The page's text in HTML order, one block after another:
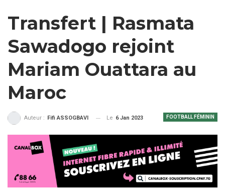
Transfert | Rasmata
Sawadogo rejoint
Mariam Ouattara au
Maroc
FOOTBALL FÉMININ
Auteur : Fifi ASSOGBAVI Le 6 Jan 2023